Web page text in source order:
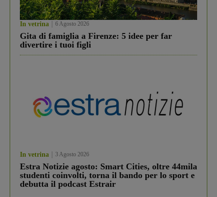
In vetrina 6 Agosto 2026
Gita di famiglia a Firenze: 5 idee per far
divertire i tuoi figli
In vetrina 3 Agosto 2026
Estra Notizie agosto: Smart Cities, oltre 44mila
studenti coinvolti, torna il bando per lo sport e
debutta il podcast Estrair